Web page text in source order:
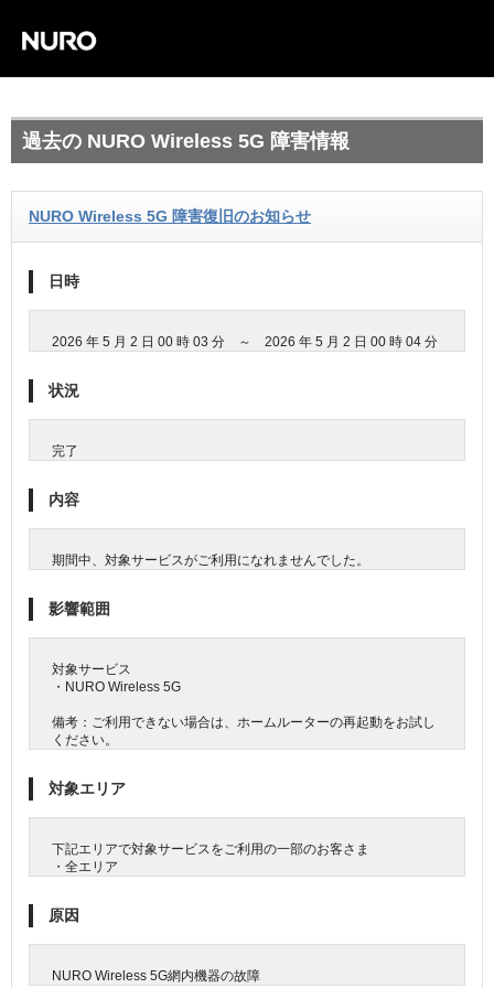
過去の NURO Wireless 5G 障害情報
NURO Wireless 5G 障害復旧のお知らせ
日時
2026 年 5 月 2 日 00 時 03 分 ～ 2026 年 5 月 2 日 00 時 04 分
状況
完了
内容
期間中、対象サービスがご利用になれませんでした。
影響範囲
対象サービス
・NURO Wireless 5G
備考：ご利用できない場合は、ホームルーターの再起動をお試し
ください。
対象エリア
下記エリアで対象サービスをご利用の一部のお客さま
・全エリア
原因
NURO Wireless 5G網内機器の故障